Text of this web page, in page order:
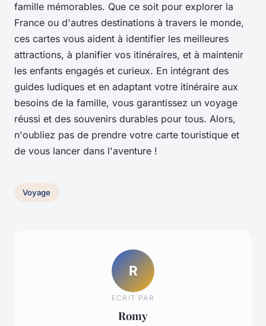
famille mémorables. Que ce soit pour explorer la
France ou d'autres destinations à travers le monde,
ces cartes vous aident à identifier les meilleures
attractions, à planifier vos itinéraires, et à maintenir
les enfants engagés et curieux. En intégrant des
guides ludiques et en adaptant votre itinéraire aux
besoins de la famille, vous garantissez un voyage
réussi et des souvenirs durables pour tous. Alors,
n'oubliez pas de prendre votre carte touristique et
de vous lancer dans l'aventure !
Voyage
R
ECRIT PAR
Romy